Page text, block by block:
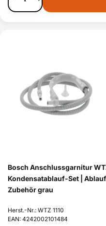
Bosch Anschlussgarnitur
Kondensatablauf-Set |
Zubehör grau
Herst.-Nr.: WTZ 1110
EAN: 4242002101484